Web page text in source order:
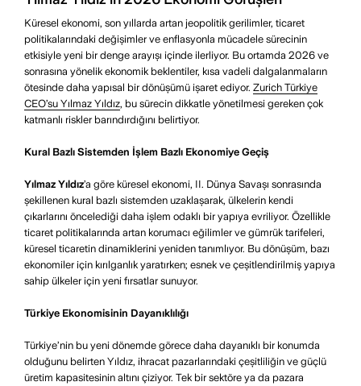
Küresel ekonomi, son yıllarda artan jeopolitik gerilimler, ticaret
politikalarındaki değişimler ve enflasyonla mücadele sürecinin
etkisiyle yeni bir denge arayışı içinde ilerliyor. Bu ortamda 2026 ve
sonrasına yönelik ekonomik beklentiler, kısa vadeli dalgalanmaların
ötesinde daha yapısal bir dönüşümü işaret ediyor. Zurich Türkiye
CEO’su Yılmaz Yıldız, bu sürecin dikkatle yönetilmesi gereken çok
katmanlı riskler barındırdığını belirtiyor.
Kural Bazlı Sistemden İşlem Bazlı Ekonomiye Geçiş
Yılmaz Yıldız’a göre küresel ekonomi, II. Dünya Savaşı sonrasında
şekillenen kural bazlı sistemden uzaklaşarak, ülkelerin kendi
çıkarlarını öncelediği daha işlem odaklı bir yapıya evriliyor. Özellikle
ticaret politikalarında artan korumacı eğilimler ve gümrük tarifeleri,
küresel ticaretin dinamiklerini yeniden tanımlıyor. Bu dönüşüm, bazı
ekonomiler için kırılganlık yaratırken; esnek ve çeşitlendirilmiş yapıya
sahip ülkeler için yeni fırsatlar sunuyor.
Türkiye Ekonomisinin Dayanıklılığı
Türkiye’nin bu yeni dönemde görece daha dayanıklı bir konumda
olduğunu belirten Yıldız, ihracat pazarlarındaki çeşitliliğin ve güçlü
üretim kapasitesinin altını çiziyor. Tek bir sektöre ya da pazara